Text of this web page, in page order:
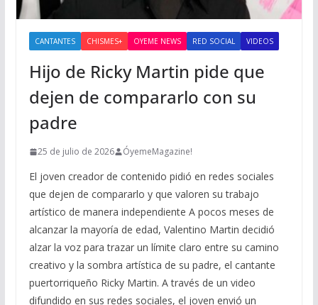
CANTANTES CHISMES+ OYEME NEWS RED SOCIAL VIDEOS
Hijo de Ricky Martin pide que
dejen de compararlo con su
padre
25 de julio de 2026 ÓyemeMagazine!
El joven creador de contenido pidió en redes sociales
que dejen de compararlo y que valoren su trabajo
artístico de manera independiente A pocos meses de
alcanzar la mayoría de edad, Valentino Martin decidió
alzar la voz para trazar un límite claro entre su camino
creativo y la sombra artística de su padre, el cantante
puertorriqueño Ricky Martin. A través de un video
difundido en sus redes sociales, el joven envió un